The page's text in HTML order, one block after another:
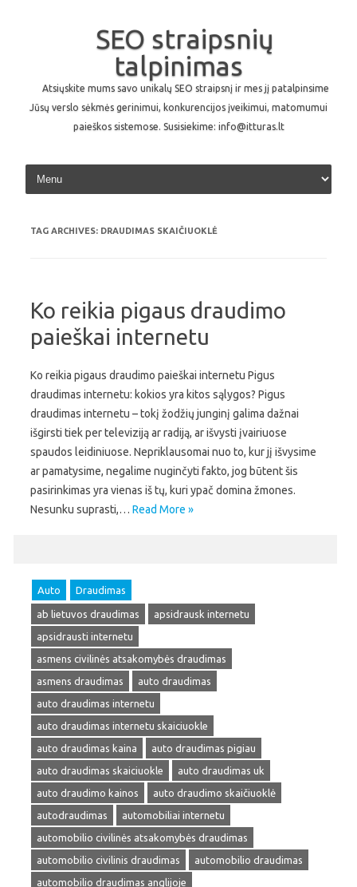
SEO straipsnių
talpinimas
Atsiųskite mums savo unikalų SEO straipsnį ir mes jį patalpinsime
Jūsų verslo sėkmės gerinimui, konkurencijos įveikimui, matomumui
paieškos sistemose. Susisiekime: info@itturas.lt
Skip to content
TAG ARCHIVES: DRAUDIMAS SKAIČIUOKLĖ
Ko reikia pigaus draudimo
paieškai internetu
Ko reikia pigaus draudimo paieškai internetu Pigus
draudimas internetu: kokios yra kitos sąlygos? Pigus
draudimas internetu – tokį žodžių junginį galima dažnai
išgirsti tiek per televiziją ar radiją, ar išvysti įvairiuose
spaudos leidiniuose. Nepriklausomai nuo to, kur jį išvysime
ar pamatysime, negalime nuginčyti fakto, jog būtent šis
pasirinkimas yra vienas iš tų, kuri ypač domina žmones.
Nesunku suprasti,… Read More »
Auto Draudimas
ab lietuvos draudimas
apsidrausk internetu
apsidrausti internetu
asmens civilinės atsakomybės draudimas
asmens draudimas
auto draudimas
auto draudimas internetu
auto draudimas internetu skaiciuokle
auto draudimas kaina
auto draudimas pigiau
auto draudimas skaiciuokle
auto draudimas uk
auto draudimo kainos
auto draudimo skaičiuoklė
autodraudimas
automobiliai internetu
automobilio civilinės atsakomybės draudimas
automobilio civilinis draudimas
automobilio draudimas
automobilio draudimas anglijoje